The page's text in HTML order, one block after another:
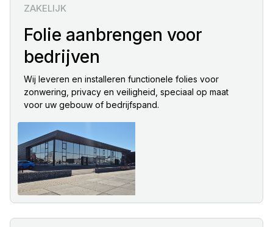
ZAKELIJK
Folie aanbrengen voor
bedrijven
Wij leveren en installeren functionele folies voor
zonwering, privacy en veiligheid, speciaal op maat
voor uw gebouw of bedrijfspand.